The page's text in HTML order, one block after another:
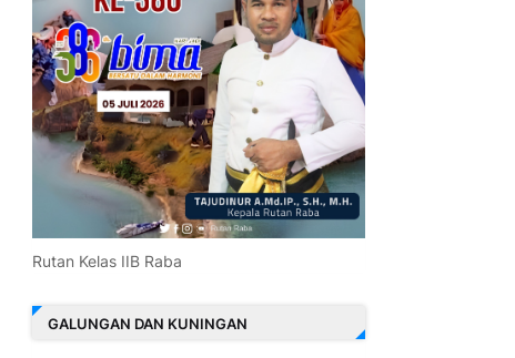
Rutan Kelas IIB Raba
GALUNGAN DAN KUNINGAN